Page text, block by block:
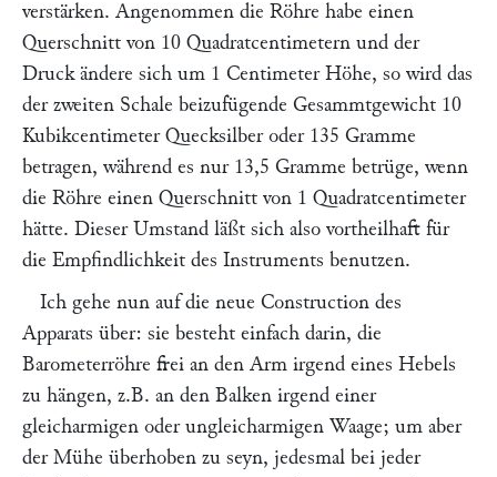
verstärken. Angenommen die Röhre habe einen
Querschnitt von 10 Quadratcentimetern und der
Druck ändere sich um 1 Centimeter Höhe, so wird das
der zweiten Schale beizufügende Gesammtgewicht 10
Kubikcentimeter Quecksilber oder 135 Gramme
betragen, während es nur 13,5 Gramme betrüge, wenn
die Röhre einen Querschnitt von 1 Quadratcentimeter
hätte. Dieser Umstand läßt sich also vortheilhaft für
die Empfindlichkeit des Instruments benutzen.
Ich gehe nun auf die neue Construction des
Apparats über: sie besteht einfach darin, die
Barometerröhre frei an den Arm irgend eines Hebels
zu hängen, z.B. an den Balken irgend einer
gleicharmigen oder ungleicharmigen Waage; um aber
der Mühe überhoben zu seyn, jedesmal bei jeder